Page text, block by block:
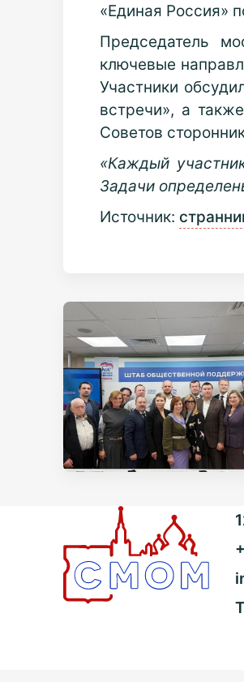
«Единая Россия»
Председатель
ключевые
Участники
встречи», а
Советов
«Каждый
Задачи
Источник: